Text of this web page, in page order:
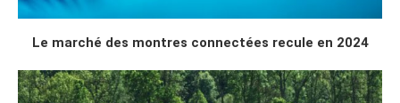
Le marché des montres connectées recule en 2024